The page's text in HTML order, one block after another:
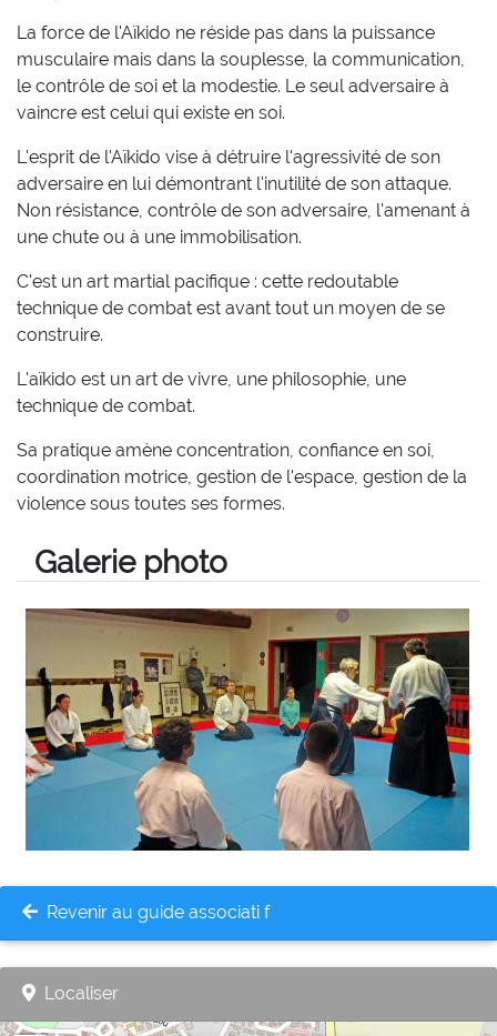
La force de l'Aïkido ne réside pas dans la puissance
musculaire mais dans la souplesse, la communication,
le contrôle de soi et la modestie. Le seul adversaire à
vaincre est celui qui existe en soi.
L'esprit de l'Aïkido vise à détruire l'agressivité de son
adversaire en lui démontrant l'inutilité de son attaque.
Non résistance, contrôle de son adversaire, l'amenant à
une chute ou à une immobilisation.
C'est un art martial pacifique : cette redoutable
technique de combat est avant tout un moyen de se
construire.
L'aïkido est un art de vivre, une philosophie, une
technique de combat.
Sa pratique amène concentration, confiance en soi,
coordination motrice, gestion de l'espace, gestion de la
violence sous toutes ses formes.
Galerie photo
Revenir au guide associati f
Localiser